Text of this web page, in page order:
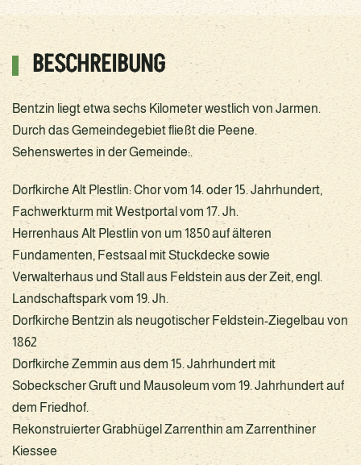
BESCHREIBUNG
Bentzin liegt etwa sechs Kilometer westlich von Jarmen.
Durch das Gemeindegebiet fließt die Peene.
Sehenswertes in der Gemeinde:.
Dorfkirche Alt Plestlin: Chor vom 14. oder 15. Jahrhundert,
Fachwerkturm mit Westportal vom 17. Jh.
Herrenhaus Alt Plestlin von um 1850 auf älteren
Fundamenten, Festsaal mit Stuckdecke sowie
Verwalterhaus und Stall aus Feldstein aus der Zeit, engl.
Landschaftspark vom 19. Jh.
Dorfkirche Bentzin als neugotischer Feldstein-Ziegelbau von
1862
Dorfkirche Zemmin aus dem 15. Jahrhundert mit
Sobeckscher Gruft und Mausoleum vom 19. Jahrhundert auf
dem Friedhof.
Rekonstruierter Grabhügel Zarrenthin am Zarrenthiner
Kiessee